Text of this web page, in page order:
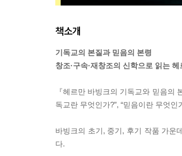
책소개
기독교의 본질과 믿음의 본령
창조·구속·재창조의 신학으로 읽는
『헤르만 바빙크의 기독교와 믿음의
독교란 무엇인가?”, “믿음이란 무엇
바빙크의 초기, 중기, 후기 작품 가운
다.